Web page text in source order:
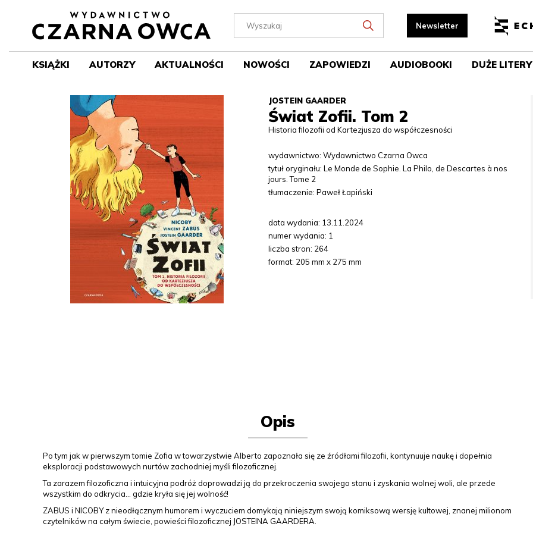
KSIĄŻKI AUTORZY AKTUALNOŚCI NOWOŚCI ZAPOWIEDZI AUDIOBOOKI DUŻE LITERY
JOSTEIN GAARDER
Świat Zofii. Tom 2
Historia filozofii od Kartezjusza do współczesności
wydawnictwo: Wydawnictwo Czarna Owca
tytuł oryginału: Le Monde de Sophie. La Philo, de Descartes à nos
jours. Tome 2
tłumaczenie: Paweł Łapiński
data wydania: 13.11.2024
numer wydania: 1
liczba stron: 264
format: 205 mm x 275 mm
Opis
Po tym jak w pierwszym tomie Zofia w towarzystwie Alberto zapoznała się ze źródłami filozofii, kontynuuje naukę i dopełnia
eksploracji podstawowych nurtów zachodniej myśli filozoficznej.
Ta zarazem filozoficzna i intuicyjna podróż doprowadzi ją do przekroczenia swojego stanu i zyskania wolnej woli, ale przede
wszystkim do odkrycia… gdzie kryła się jej wolność!
ZABUS i NICOBY z nieodłącznym humorem i wyczuciem domykają niniejszym swoją komiksową wersję kultowej, znanej milionom
czytelników na całym świecie, powieści filozoficznej JOSTEINA GAARDERA.